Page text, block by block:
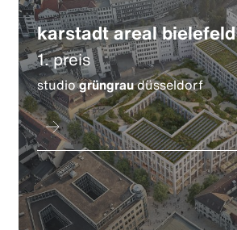
karstadt areal bielefeld
1. preis
studiogrüngraudüsseldorf